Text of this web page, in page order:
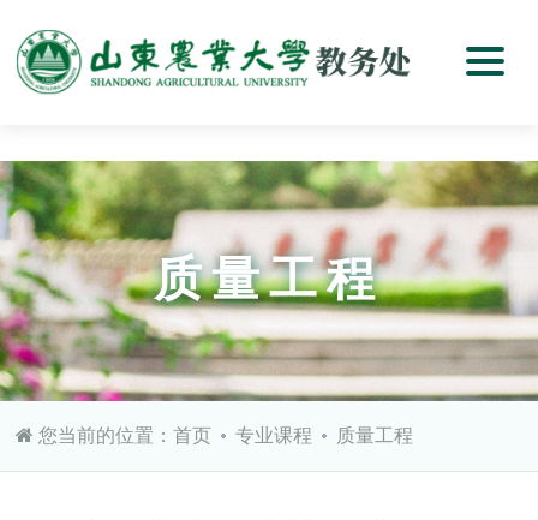
质量工程
您当前的位置：首页 专业课程 质量工程